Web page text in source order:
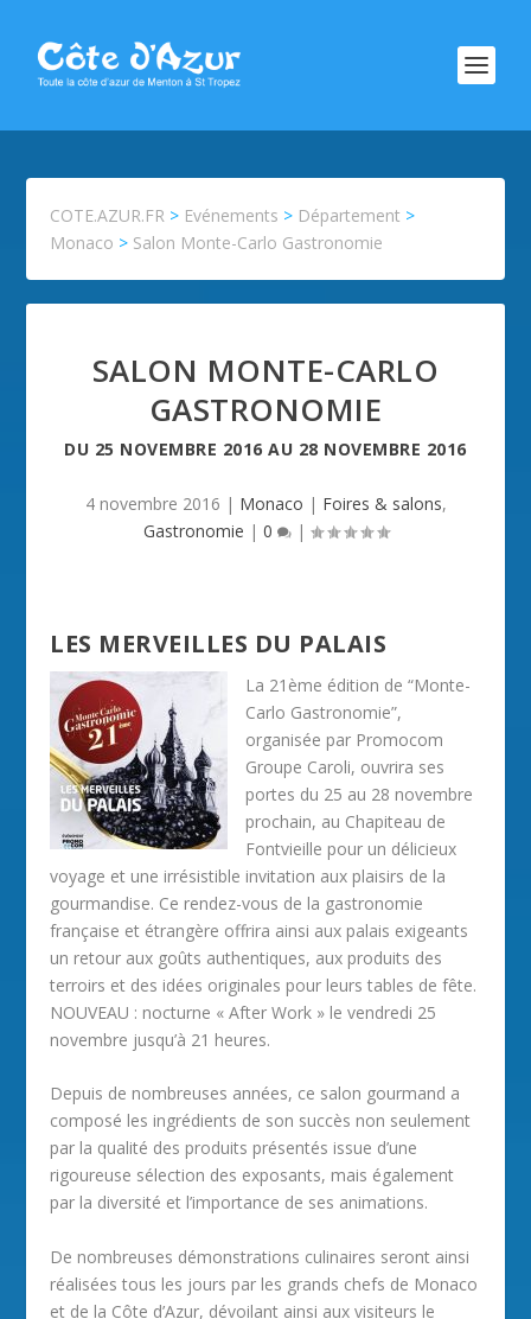
COTE.AZUR.FR > Evénements > Département >
Monaco > Salon Monte-Carlo Gastronomie
SALON MONTE-CARLO
GASTRONOMIE
DU 25 NOVEMBRE 2016 AU 28 NOVEMBRE 2016
4 novembre 2016 | Monaco | Foires & salons,
Gastronomie | 0 |
LES MERVEILLES DU PALAIS
La 21ème édition de “Monte-
Carlo Gastronomie”,
organisée par Promocom
Groupe Caroli, ouvrira ses
portes du 25 au 28 novembre
prochain, au Chapiteau de
Fontvieille pour un délicieux
voyage et une irrésistible invitation aux plaisirs de la
gourmandise. Ce rendez-vous de la gastronomie
française et étrangère offrira ainsi aux palais exigeants
un retour aux goûts authentiques, aux produits des
terroirs et des idées originales pour leurs tables de fête.
NOUVEAU : nocturne « After Work » le vendredi 25
novembre jusqu’à 21 heures.
Depuis de nombreuses années, ce salon gourmand a
composé les ingrédients de son succès non seulement
par la qualité des produits présentés issue d’une
rigoureuse sélection des exposants, mais également
par la diversité et l’importance de ses animations.
De nombreuses démonstrations culinaires seront ainsi
réalisées tous les jours par les grands chefs de Monaco
et de la Côte d’Azur, dévoilant ainsi aux visiteurs le